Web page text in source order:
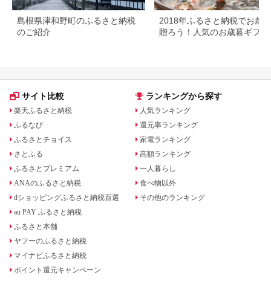
島根県津和野町のふるさと納税
のご紹介
2018年ふるさと納税でお歳
贈ろう！人気のお歳暮ギフト
サイト比較
楽天ふるさと納税
ふるなび
ふるさとチョイス
さとふる
ふるさとプレミアム
ANAのふるさと納税
dショッピングふるさと納税百選
au PAY ふるさと納税
ふるさと本舗
ヤフーのふるさと納税
マイナビふるさと納税
ポイント還元キャンペーン
ランキングから探す
人気ランキング
還元率ランキング
家電ランキング
高額ランキング
一人暮らし
食べ物以外
その他のランキング